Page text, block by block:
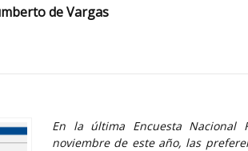
de Vargas
En la última Encuesta Nacional
noviembre de este año, las